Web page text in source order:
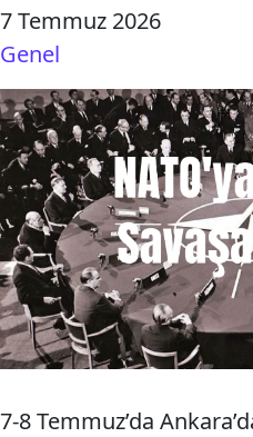
7 Temmuz 2026
Genel
7-8 Temmuz’da